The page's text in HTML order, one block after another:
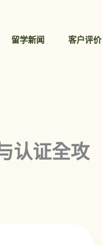
留学新闻 客户评价
认证全攻